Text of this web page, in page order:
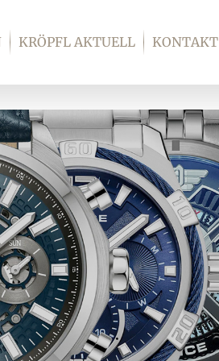
KRÖPFL AKTUELL KONTAKT